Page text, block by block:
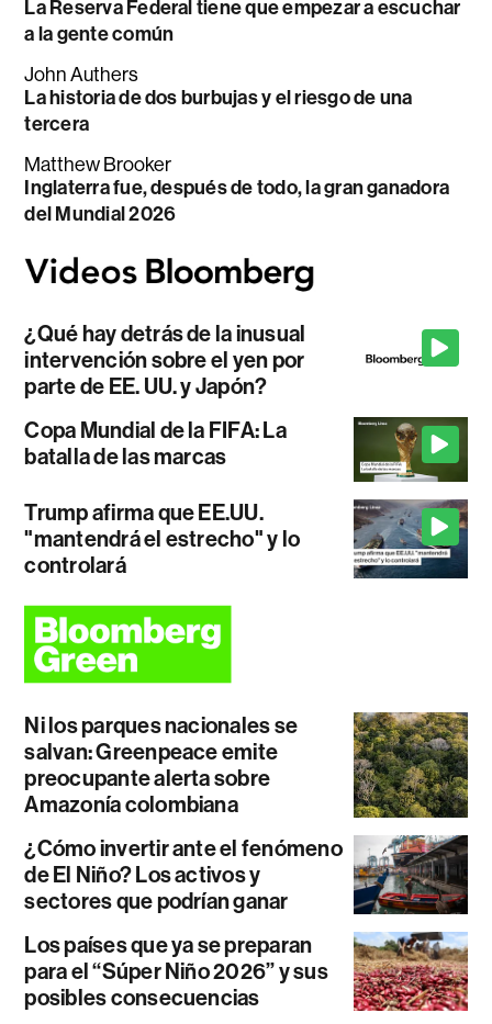
La Reserva Federal tiene que empezar a escuchar
a la gente común
John Authers
La historia de dos burbujas y el riesgo de una
tercera
Matthew Brooker
Inglaterra fue, después de todo, la gran ganadora
del Mundial 2026
¿Qué hay detrás de la inusual
intervención sobre el yen por
parte de EE. UU. y Japón?
Copa Mundial de la FIFA: La
batalla de las marcas
Trump afirma que EE.UU.
"mantendrá el estrecho" y lo
controlará
Ni los parques nacionales se
salvan: Greenpeace emite
preocupante alerta sobre
Amazonía colombiana
¿Cómo invertir ante el fenómeno
de El Niño? Los activos y
sectores que podrían ganar
Los países que ya se preparan
para el “Súper Niño 2026” y sus
posibles consecuencias